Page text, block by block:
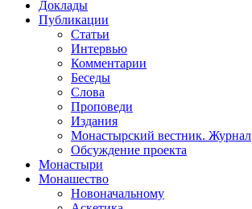
Доклады
Публикации
Статьи
Интервью
Комментарии
Беседы
Слова
Проповеди
Издания
Монастырский вестник. Журнал
Обсуждение проекта
Монастыри
Монашество
Новоначальному